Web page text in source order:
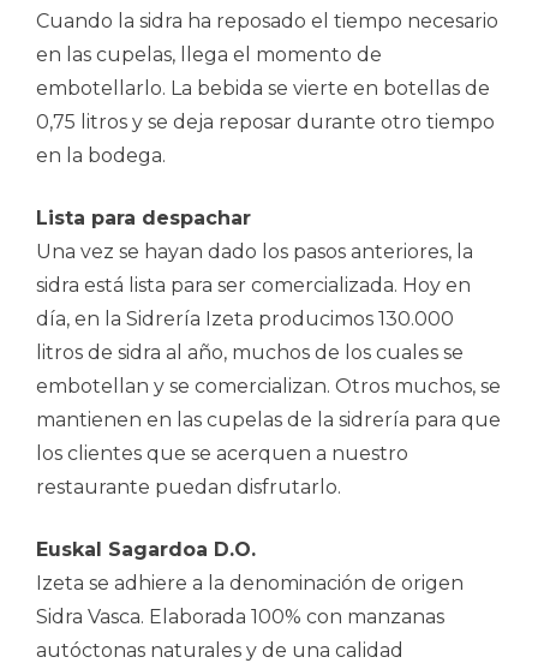
Cuando la sidra ha reposado el tiempo necesario
en las cupelas, llega el momento de
embotellarlo. La bebida se vierte en botellas de
0,75 litros y se deja reposar durante otro tiempo
en la bodega.
Lista para despachar
Una vez se hayan dado los pasos anteriores, la
sidra está lista para ser comercializada. Hoy en
día, en la Sidrería Izeta producimos 130.000
litros de sidra al año, muchos de los cuales se
embotellan y se comercializan. Otros muchos, se
mantienen en las cupelas de la sidrería para que
los clientes que se acerquen a nuestro
restaurante puedan disfrutarlo.
Euskal Sagardoa D.O.
Izeta se adhiere a la denominación de origen
Sidra Vasca. Elaborada 100% con manzanas
autóctonas naturales y de una calidad